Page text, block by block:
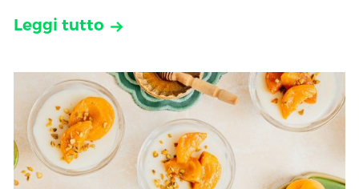
Leggi tutto